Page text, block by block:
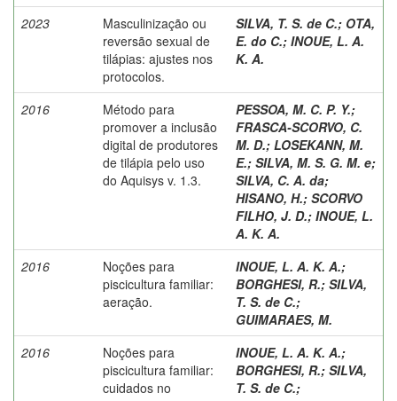
2023
Masculinização ou
reversão sexual de
tilápias: ajustes nos
protocolos.
SILVA, T. S. de C.; OTA,
E. do C.; INOUE, L. A.
K. A.
2016
Método para
promover a inclusão
digital de produtores
de tilápia pelo uso
do Aquisys v. 1.3.
PESSOA, M. C. P. Y.;
FRASCA-SCORVO, C.
M. D.; LOSEKANN, M.
E.; SILVA, M. S. G. M. e;
SILVA, C. A. da;
HISANO, H.; SCORVO
FILHO, J. D.; INOUE, L.
A. K. A.
2016
Noções para
piscicultura familiar:
aeração.
INOUE, L. A. K. A.;
BORGHESI, R.; SILVA,
T. S. de C.;
GUIMARAES, M.
2016
Noções para
piscicultura familiar:
cuidados no
INOUE, L. A. K. A.;
BORGHESI, R.; SILVA,
T. S. de C.;